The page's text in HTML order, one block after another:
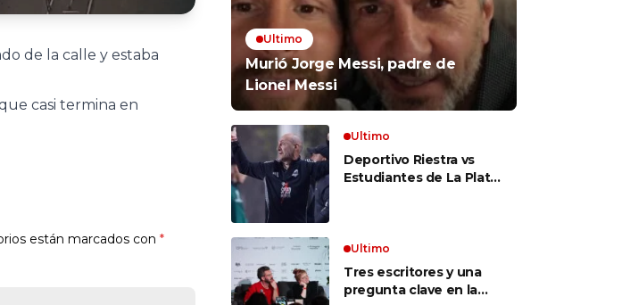
de la calle y estaba
casi termina en
están marcados con *
Ultimo
Murió Jorge Messi, padre de
Lionel Messi
Ultimo
Deportivo Riestra vs
Estudiantes de La Plata,
cómo ver el partido
Ultimo
Tres escritores y una
pregunta clave en la